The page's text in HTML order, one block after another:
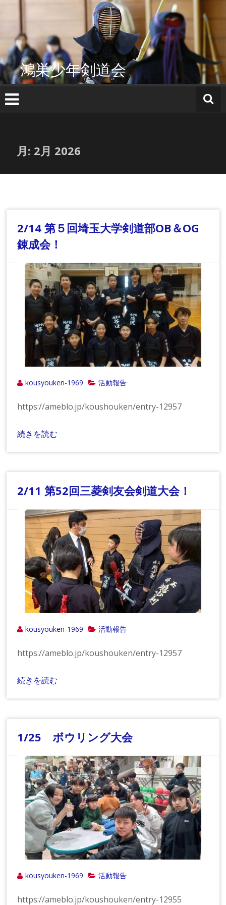
ツ
へ
ス
キ
ッ
鴻巣少年剣道会
月: 2月 2026
2/14 第５回埼玉大学剣道部OB＆OG
錬成会！
kousyouken-1969 活動報告
https://ameblo.jp/koushouken/entry-12957
続きを読む
2/11 第52回三菱剣友会剣道大会！
kousyouken-1969 活動報告
https://ameblo.jp/koushouken/entry-12957
続きを読む
1/25 ボウリング大会
kousyouken-1969 活動報告
https://ameblo.jp/koushouken/entry-12955